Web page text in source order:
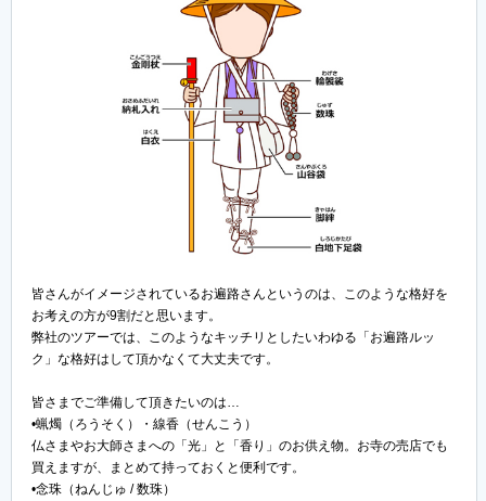
皆さんがイメージされているお遍路さんというのは、このような格好を
お考えの方が9割だと思います。
弊社のツアーでは、このようなキッチリとしたいわゆる「お遍路ルッ
ク」な格好はして頂かなくて大丈夫です。
皆さまでご準備して頂きたいのは…
•蝋燭（ろうそく）・線香（せんこう）
仏さまやお大師さまへの「光」と「香り」のお供え物。お寺の売店でも
買えますが、まとめて持っておくと便利です。
•念珠（ねんじゅ / 数珠）